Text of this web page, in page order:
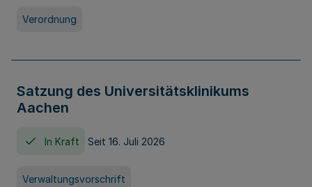
Verordnung
Satzung des Universitätsklinikums
Aachen
In Kraft Seit 16. Juli 2026
Verwaltungsvorschrift